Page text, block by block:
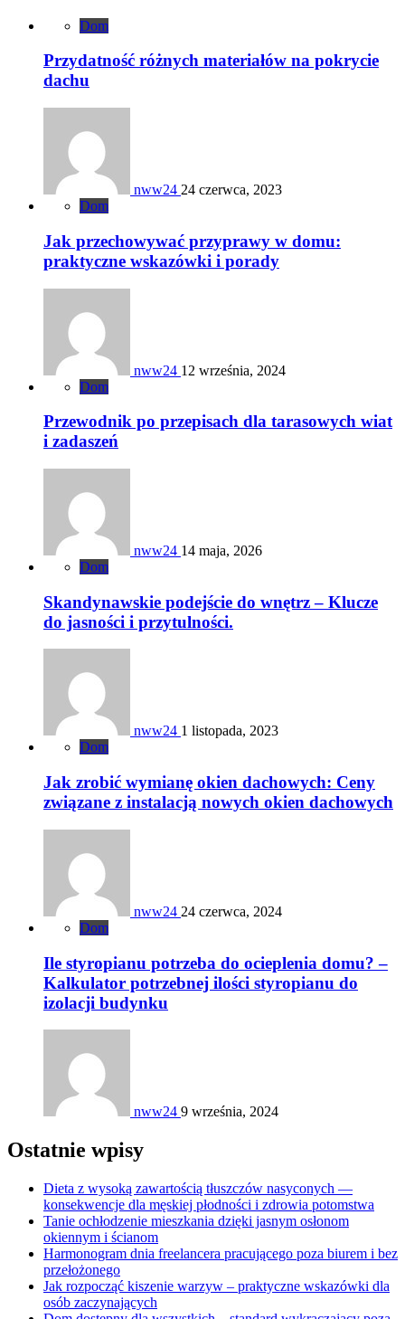
Dom
Przydatność różnych materiałów na pokrycie
dachu
nww24 24 czerwca, 2023
Dom
Jak przechowywać przyprawy w domu:
praktyczne wskazówki i porady
nww24 12 września, 2024
Dom
Przewodnik po przepisach dla tarasowych wiat
i zadaszeń
nww24 14 maja, 2026
Dom
Skandynawskie podejście do wnętrz – Klucze
do jasności i przytulności.
nww24 1 listopada, 2023
Dom
Jak zrobić wymianę okien dachowych: Ceny
związane z instalacją nowych okien dachowych
nww24 24 czerwca, 2024
Dom
Ile styropianu potrzeba do ocieplenia domu? –
Kalkulator potrzebnej ilości styropianu do
izolacji budynku
nww24 9 września, 2024
Ostatnie wpisy
Dieta z wysoką zawartością tłuszczów nasyconych —
konsekwencje dla męskiej płodności i zdrowia potomstwa
Tanie ochłodzenie mieszkania dzięki jasnym osłonom
okiennym i ścianom
Harmonogram dnia freelancera pracującego poza biurem i bez
przełożonego
Jak rozpocząć kiszenie warzyw – praktyczne wskazówki dla
osób zaczynających